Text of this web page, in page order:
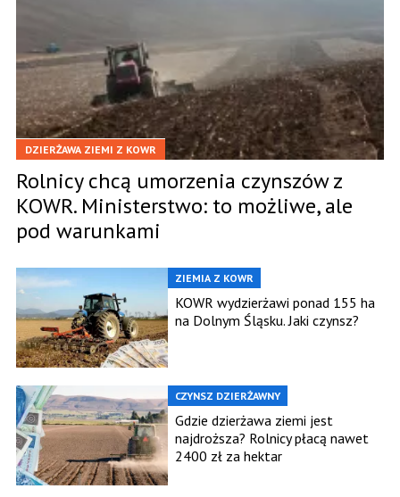
DZIERŻAWA ZIEMI Z KOWR
Rolnicy chcą umorzenia czynszów z
KOWR. Ministerstwo: to możliwe, ale
pod warunkami
ZIEMIA Z KOWR
KOWR wydzierżawi ponad 155 ha
na Dolnym Śląsku. Jaki czynsz?
CZYNSZ DZIERŻAWNY
Gdzie dzierżawa ziemi jest
najdroższa? Rolnicy płacą nawet
2400 zł za hektar